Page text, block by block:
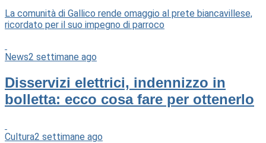
La comunità di Gallico rende omaggio al prete biancavillese,
ricordato per il suo impegno di parroco
News2 settimane ago
Disservizi elettrici, indennizzo in
bolletta: ecco cosa fare per ottenerlo
Cultura2 settimane ago